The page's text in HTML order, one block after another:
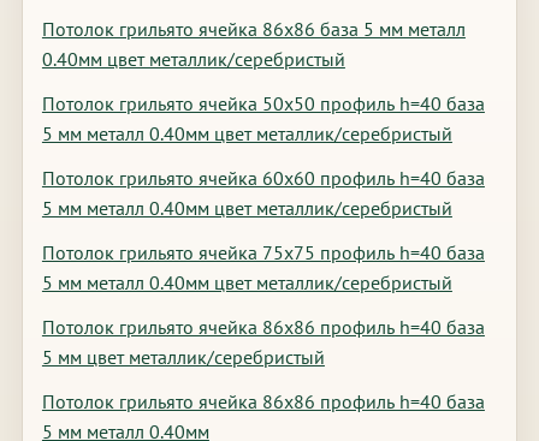
Потолок грильято ячейка 86х86 база 5 мм металл
0.40мм цвет металлик/серебристый
Потолок грильято ячейка 50х50 профиль h=40 база
5 мм металл 0.40мм цвет металлик/серебристый
Потолок грильято ячейка 60х60 профиль h=40 база
5 мм металл 0.40мм цвет металлик/серебристый
Потолок грильято ячейка 75х75 профиль h=40 база
5 мм металл 0.40мм цвет металлик/серебристый
Потолок грильято ячейка 86х86 профиль h=40 база
5 мм цвет металлик/серебристый
Потолок грильято ячейка 86х86 профиль h=40 база
5 мм металл 0.40мм